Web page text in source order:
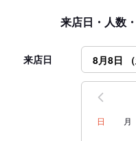
来店日・人数
来店日 8月8日 （
日 月